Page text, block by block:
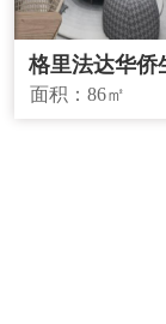
格里法达华侨
校学区房
面积：86㎡